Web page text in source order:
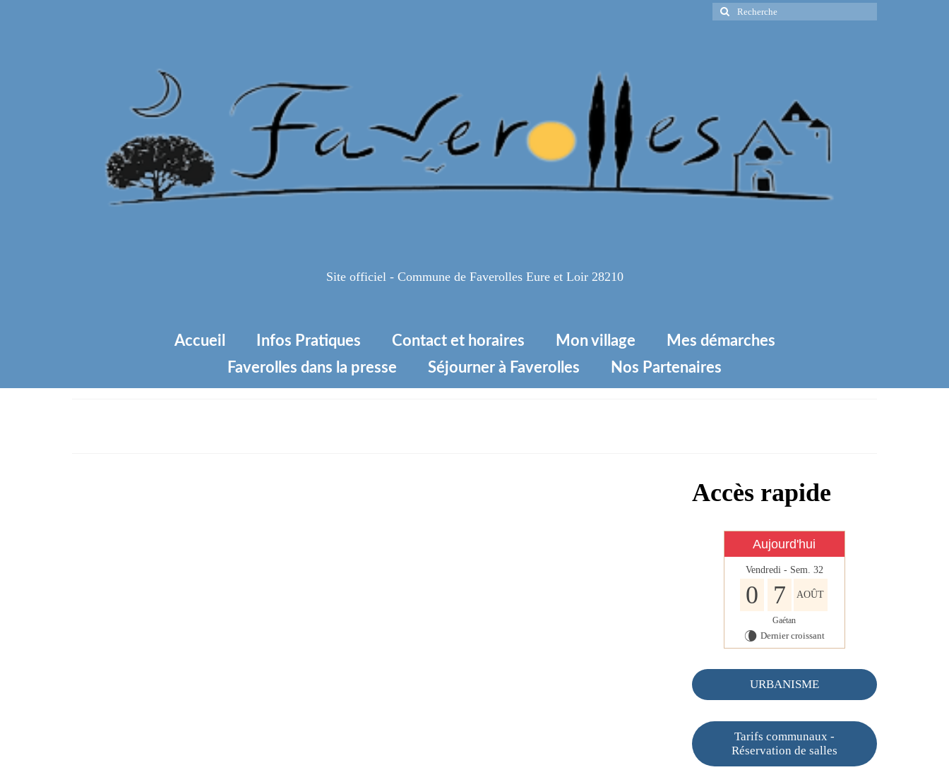
Rechercher
:
Site officiel - Commune de Faverolles Eure et Loir 28210
Accueil Infos Pratiques Contact et horaires Mon village
Mes démarches
Faverolles dans la presse
Séjourner à Faverolles Nos Partenaires
Accès rapide
Aujourd'hui
Vendredi - Sem. 32
0 7 AOÛT
Gaétan
V Dernier croissant
URBANISME
Tarifs communaux -
Réservation de salles